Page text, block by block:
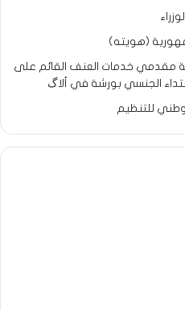
(هويته)
نتائح خارطة مقدمي خدمات العنف القائم على
الجنسي بورشة في ألاگ
للتنظيم